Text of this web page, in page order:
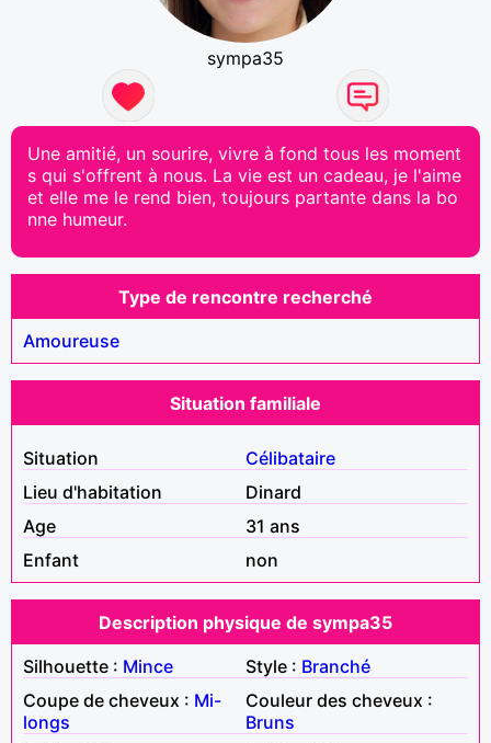
sympa35
Une amitié, un sourire, vivre à fond tous les moment
s qui s'offrent à nous. La vie est un cadeau, je l'aime
et elle me le rend bien, toujours partante dans la bo
nne humeur.
Type de rencontre recherché
Amoureuse
Situation familiale
Situation
Célibataire
Lieu d'habitation
Dinard
Age
31 ans
Enfant
non
Description physique de sympa35
Silhouette : Mince Style : Branché
Coupe de cheveux : Mi-
longs
Couleur des cheveux :
Bruns